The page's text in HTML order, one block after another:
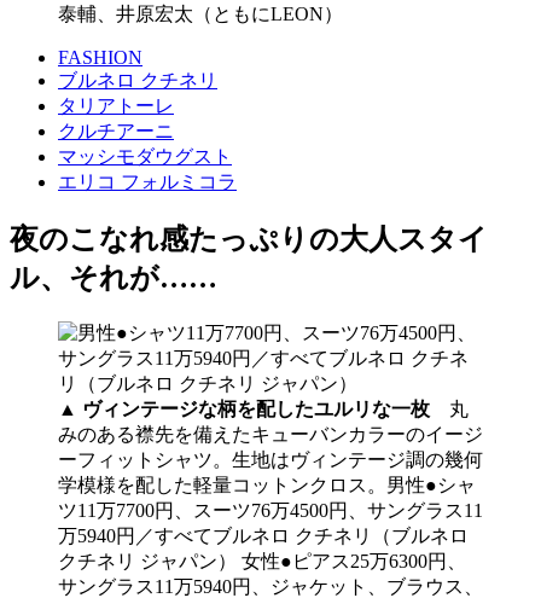
泰輔、井原宏太（ともにLEON）
FASHION
ブルネロ クチネリ
タリアトーレ
クルチアーニ
マッシモダウグスト
エリコ フォルミコラ
夜のこなれ感たっぷりの大人スタイ
ル、それが……
▲ ヴィンテージな柄を配したユルリな一枚 丸
みのある襟先を備えたキューバンカラーのイージ
ーフィットシャツ。生地はヴィンテージ調の幾何
学模様を配した軽量コットンクロス。男性●シャ
ツ11万7700円、スーツ76万4500円、サングラス11
万5940円／すべてブルネロ クチネリ（ブルネロ
クチネリ ジャパン） 女性●ピアス25万6300円、
サングラス11万5940円、ジャケット、ブラウス、